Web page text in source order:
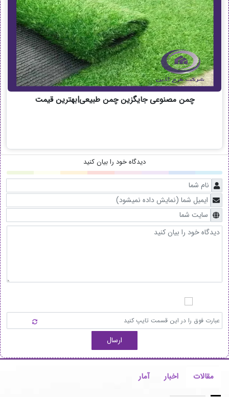
چمن مصنوعی جایگزین چمن طبیعی|بهترین قیمت
دیدگاه خود را بیان کنید
ارسال
مقالات اخبار آمار